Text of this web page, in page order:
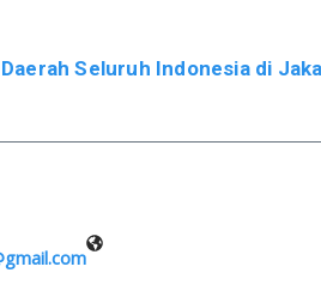
Seluruh Indonesia di